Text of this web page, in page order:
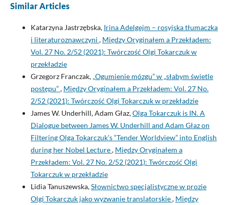
Similar Articles
Katarzyna Jastrzębska, Irina Adelgejm – rosyjska tłumaczka
i literaturoznawczyni , Między Oryginałem a Przekładem:
Vol. 27 No. 2/52 (2021): Twórczość Olgi Tokarczuk w
przekładzie
Grzegorz Franczak, „Ogumienie mózgu” w „słabym świetle
postępu”, Między Oryginałem a Przekładem: Vol. 27 No.
2/52 (2021): Twórczość Olgi Tokarczuk w przekładzie
James W. Underhill, Adam Głaz,Olga Tokarczuk is IN. A
Dialogue between James W. Underhill and Adam Głaz on
Filtering Olga Tokarczuk’s “Tender Worldview” into English
during her Nobel Lecture, Między Oryginałem a
Przekładem: Vol. 27 No. 2/52 (2021): Twórczość Olgi
Tokarczuk w przekładzie
Lidia Tanuszewska,Słownictwo specjalistyczne w prozie
Olgi Tokarczuk jako wyzwanie translatorskie, Między